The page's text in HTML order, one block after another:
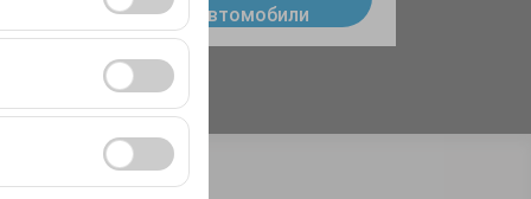
посетителей,
оценки
с вашими
Автомобили